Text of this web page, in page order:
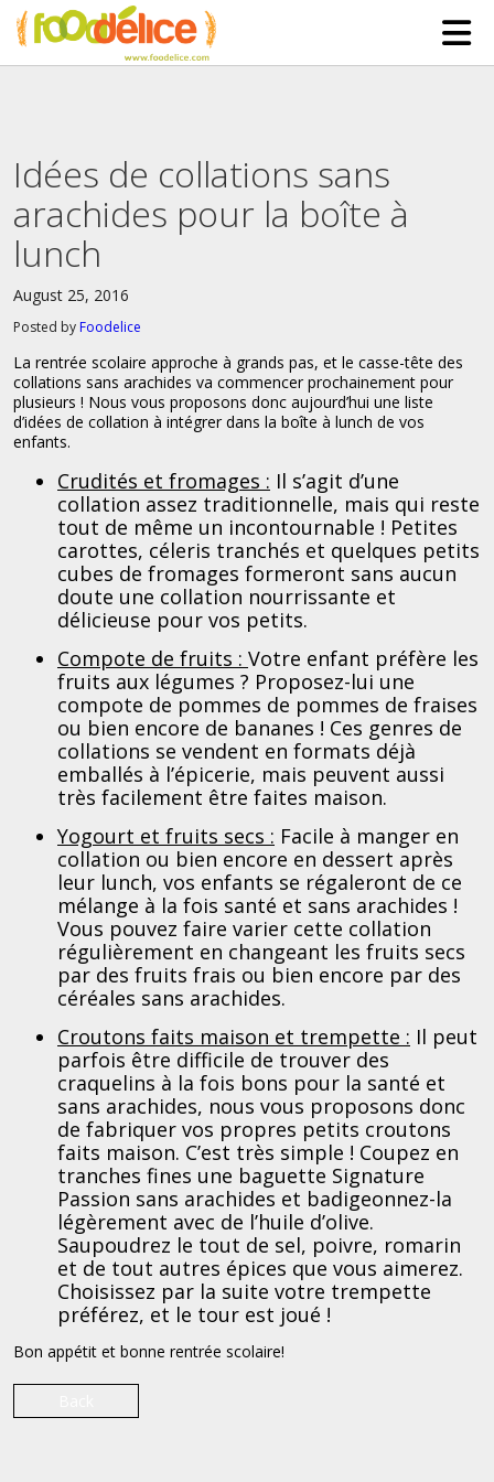
SERVICES
PARTNERSHIPS
Idées de collations sans
arachides pour la boîte à
lunch
August 25, 2016
Posted by Foodelice
La rentrée scolaire approche à grands pas, et le casse-tête des
collations sans arachides va commencer prochainement pour
plusieurs ! Nous vous proposons donc aujourd’hui une liste
d’idées de collation à intégrer dans la boîte à lunch de vos
enfants.
Crudités et fromages : Il s’agit d’une
collation assez traditionnelle, mais qui reste
tout de même un incontournable ! Petites
carottes, céleris tranchés et quelques petits
cubes de fromages formeront sans aucun
doute une collation nourrissante et
délicieuse pour vos petits.
Compote de fruits : Votre enfant préfère les
fruits aux légumes ? Proposez-lui une
compote de pommes de pommes de fraises
ou bien encore de bananes ! Ces genres de
collations se vendent en formats déjà
emballés à l’épicerie, mais peuvent aussi
très facilement être faites maison.
Yogourt et fruits secs : Facile à manger en
collation ou bien encore en dessert après
leur lunch, vos enfants se régaleront de ce
mélange à la fois santé et sans arachides !
Vous pouvez faire varier cette collation
régulièrement en changeant les fruits secs
par des fruits frais ou bien encore par des
céréales sans arachides.
Croutons faits maison et trempette : Il peut
parfois être difficile de trouver des
craquelins à la fois bons pour la santé et
sans arachides, nous vous proposons donc
de fabriquer vos propres petits croutons
faits maison. C’est très simple ! Coupez en
tranches fines une baguette Signature
Passion sans arachides et badigeonnez-la
légèrement avec de l’huile d’olive.
Saupoudrez le tout de sel, poivre, romarin
et de tout autres épices que vous aimerez.
Choisissez par la suite votre trempette
préférez, et le tour est joué !
Bon appétit et bonne rentrée scolaire!